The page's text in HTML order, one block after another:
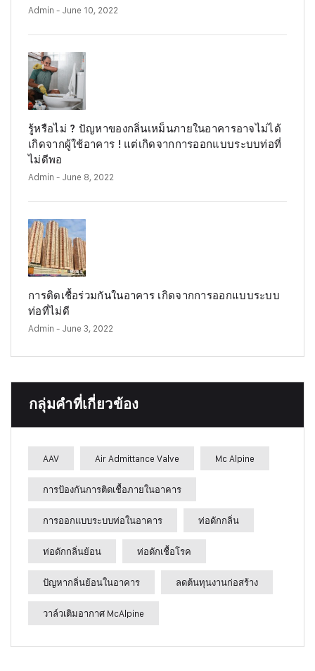
Admin - June 10, 2022
รู้หรือไม่ ? ปัญหาของกลิ่นเหม็นภายในอาคารอาจไม่ได้
เกิดจากผู้ใช้อาคาร ! แต่เกิดจากการออกแบบระบบท่อที่
ไม่ดีพอ
Admin - June 8, 2022
การติดเชื้อร่วมกันในอาคาร เกิดจากการออกแบบระบบ
ท่อที่ไม่ดี
Admin - June 3, 2022
กลุ่มคำที่เกี่ยวข้อง
AAV Air Admittance Valve Mc Alpine
การป้องกันการติดเชื้อภายในอาคาร
การออกแบบระบบท่อในอาคาร ท่อดักกลิ่น
ท่อดักกลิ่นย้อน ท่อดักเชื้อโรค
ปัญหากลิ่นย้อนในอาคาร ลดต้นทุนงานก่อสร้าง
วาล์วเติมอากาศ McAlpine